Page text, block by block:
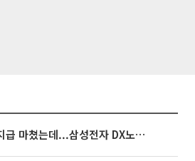
3445억 자사주 지급 마쳤는데...삼성전자 DX노조, 뒤늦은 '떼쓰기 집회'